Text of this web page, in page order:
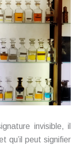
invisible, il
qu’il peut signifier